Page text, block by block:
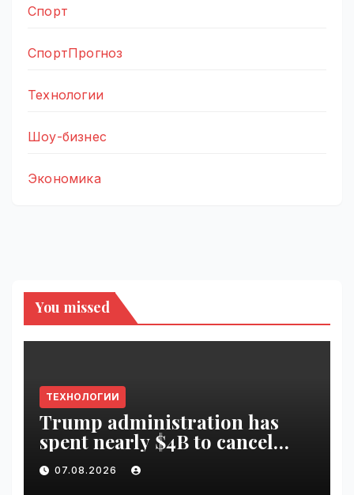
Спорт
СпортПрогноз
Технологии
Шоу-бизнес
Экономика
You missed
ТЕХНОЛОГИИ
Trump administration has
spent nearly $4B to cancel
offshore wind farms |
VseTime.ru
07.08.2026